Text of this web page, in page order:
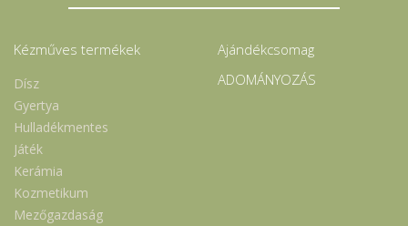
Kézműves termékek
Dísz
Gyertya
Hulladékmentes
Játék
Kerámia
Kozmetikum
Mezőgazdaság
Ajándékcsomag
ADOMÁNYOZÁS